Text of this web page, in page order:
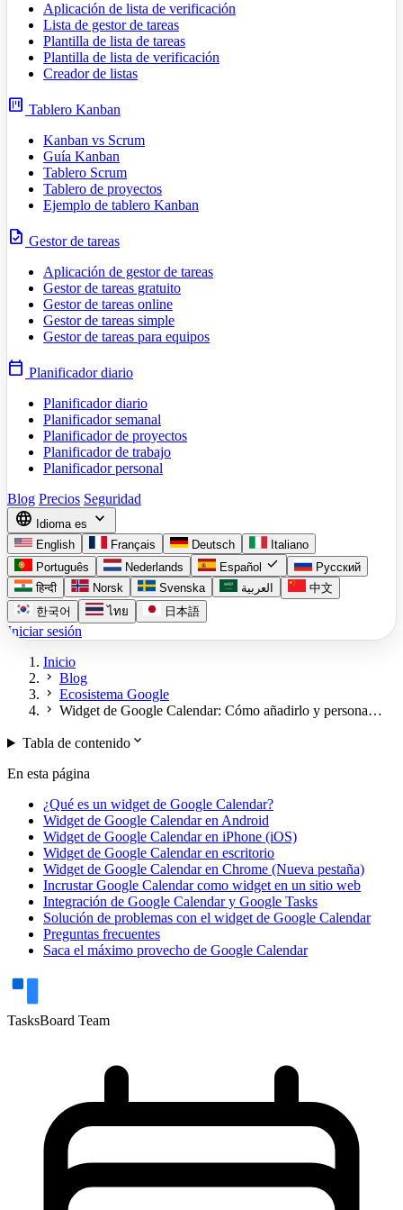
Aplicación de lista de verificación
Lista de gestor de tareas
Plantilla de lista de tareas
Plantilla de lista de verificación
Creador de listas
view_kanban Tablero Kanban
Kanban vs Scrum
Guía Kanban
Tablero Scrum
Tablero de proyectos
Ejemplo de tablero Kanban
task Gestor de tareas
Aplicación de gestor de tareas
Gestor de tareas gratuito
Gestor de tareas online
Gestor de tareas simple
Gestor de tareas para equipos
calendar_today Planificador diario
Planificador diario
Planificador semanal
Planificador de proyectos
Planificador de trabajo
Planificador personal
Blog Precios Seguridad
language Idioma es expand_more
English Français Deutsch
Italiano
Português
Nederlands Español check
Русский
हिन्दी
Norsk Svenska العربية
中文
한국어
ไทย 日本語
Iniciar sesión
Inicio
chevron_right Blog
chevron_right Ecosistema Google
chevron_right Widget de Google Calendar: Cómo añadirlo y persona…
Tabla de contenidoexpand_more
En esta página
¿Qué es un widget de Google Calendar?
Widget de Google Calendar en Android
Widget de Google Calendar en iPhone (iOS)
Widget de Google Calendar en escritorio
Widget de Google Calendar en Chrome (Nueva pestaña)
Incrustar Google Calendar como widget en un sitio web
Integración de Google Calendar y Google Tasks
Solución de problemas con el widget de Google Calendar
Preguntas frecuentes
Saca el máximo provecho de Google Calendar
TasksBoard Team